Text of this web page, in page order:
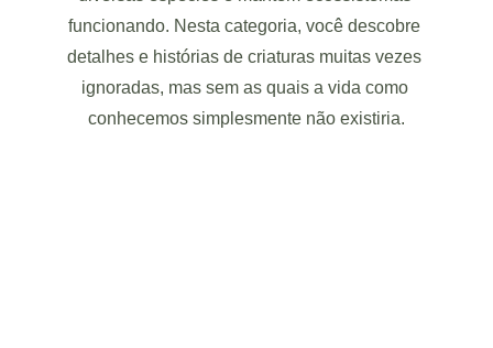
funcionando. Nesta categoria, você descobre
detalhes e histórias de criaturas muitas vezes
ignoradas, mas sem as quais a vida como
conhecemos simplesmente não existiria.